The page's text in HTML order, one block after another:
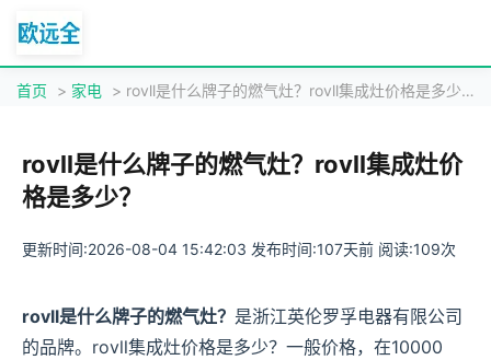
首页 > 家电 > rovll是什么牌子的燃气灶？rovll集成灶价格是多少？
rovll是什么牌子的燃气灶？rovll集成灶价
格是多少？
更新时间:2026-08-04 15:42:03 发布时间:107天前 阅读:109次
rovll是什么牌子的燃气灶？ 是浙江英伦罗孚电器有限公司
的品牌。rovll集成灶价格是多少？一般价格，在10000